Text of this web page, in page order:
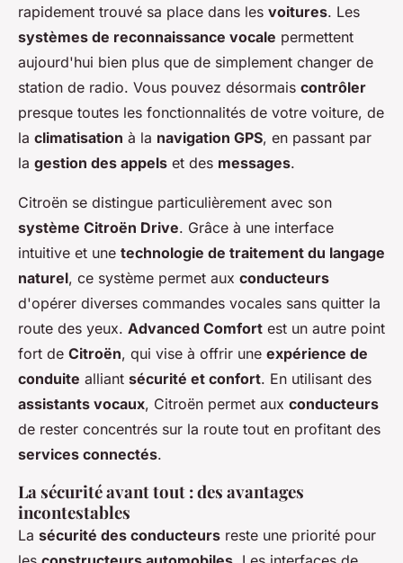
rapidement trouvé sa place dans les voitures. Les
systèmes de reconnaissance vocale permettent
aujourd'hui bien plus que de simplement changer de
station de radio. Vous pouvez désormais contrôler
presque toutes les fonctionnalités de votre voiture, de
la climatisation à la navigation GPS, en passant par
la gestion des appels et des messages.
Citroën se distingue particulièrement avec son
système Citroën Drive. Grâce à une interface
intuitive et une technologie de traitement du langage
naturel, ce système permet aux conducteurs
d'opérer diverses commandes vocales sans quitter la
route des yeux. Advanced Comfort est un autre point
fort de Citroën, qui vise à offrir une expérience de
conduite alliant sécurité et confort. En utilisant des
assistants vocaux, Citroën permet aux conducteurs
de rester concentrés sur la route tout en profitant des
services connectés.
La sécurité avant tout : des avantages
incontestables
La sécurité des conducteurs reste une priorité pour